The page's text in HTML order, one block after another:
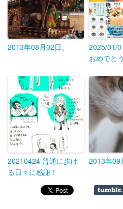
2013年08月02日。
2025/01/
おめでと
20210424 普通に歩け
る日々に感謝！
2013年09